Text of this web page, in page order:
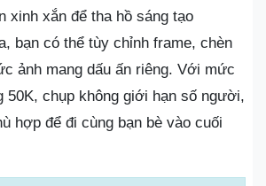
xinh xắn để tha hồ sáng tạo
bạn có thể tùy chỉnh frame, chèn
ảnh mang dấu ấn riêng. Với mức
50K, chụp không giới hạn số người,
hợp để đi cùng bạn bè vào cuối